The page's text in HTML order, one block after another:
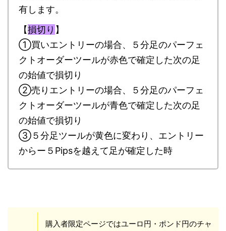
有します。
【損切り 】
①買いエントリーの場合、５分足のパーフェ
クトオーダーツールが赤色で確定した次の足
の始値で損切り
②売りエントリーの場合、５分足のパーフェ
クトオーダーツールが青色で確定した次の足
の始値で損切り
③５分足ツールが黄色に変わり、エントリー
からー５Pipsを越えて足が確定した時
購入者限定ページではユーロ円・ポンド円のチャ